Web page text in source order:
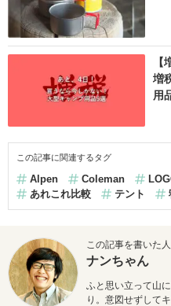
増
用
この記事に関連するタグ
Alpen Coleman
あれこれ比較
テント
この記事を書いた人
ナンちゃん
ふと思い立って山
り。意図せずして